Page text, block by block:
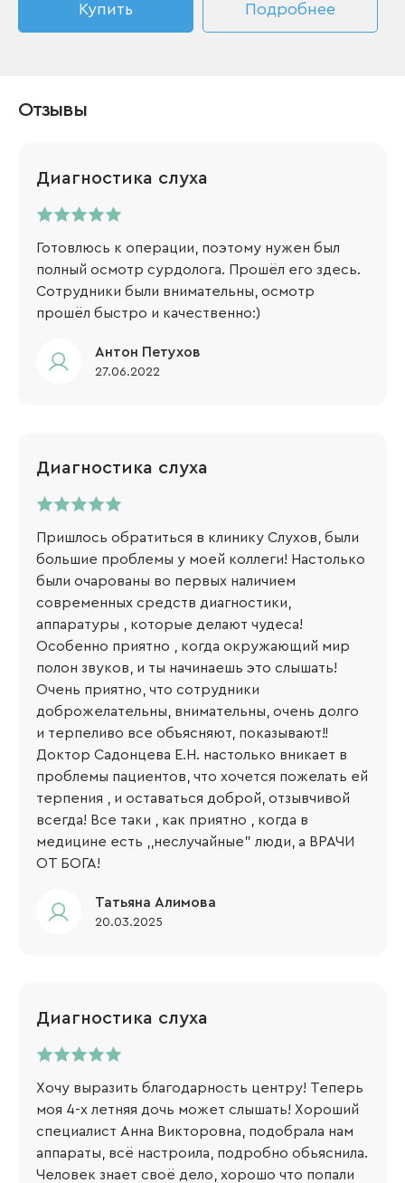
Купить Подробнее
Отзывы
Диагностика слуха
Готовлюсь к операции, поэтому нужен был
полный осмотр сурдолога. Прошёл его здесь.
Сотрудники были внимательны, осмотр
прошёл быстро и качественно:)
​Антон Петухов
27.06.2022
Диагностика слуха
Пришлось обратиться в клинику Слухов, были
большие проблемы у моей коллеги! Настолько
были очарованы во первых наличием
современных средств диагностики,
аппаратуры , которые делают чудеса!
Особенно приятно , когда окружающий мир
полон звуков, и ты начинаешь это слышать!
Очень приятно, что сотрудники
доброжелательны, внимательны, очень долго
и терпеливо все объясняют, показывают!!
Доктор Садонцева Е.Н. настолько вникает в
проблемы пациентов, что хочется пожелать ей
терпения , и оставаться доброй, отзывчивой
всегда! Все таки , как приятно , когда в
медицине есть ,,неслучайные" люди, а ВРАЧИ
ОТ БОГА!
Татьяна Алимова
20.03.2025
Диагностика слуха
Хочу выразить благодарность центру! Теперь
моя 4-х летняя дочь может слышать! Хороший
специалист Анна Викторовна, подобрала нам
аппараты, всё настроила, подробно обьяснила.
Человек знает своё дело, хорошо что попали